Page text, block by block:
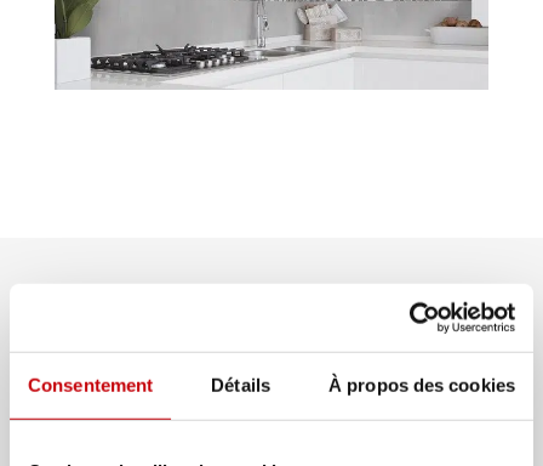
Consentement Détails À propos des cookies